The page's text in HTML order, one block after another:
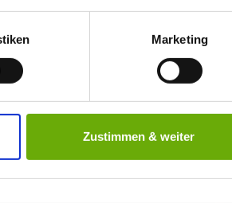
am Seitenende können Sie mehr
Einstellungen vornehmen.
personenbezogenen Daten zu den
Marketing
Zustimmen & weiter
In den Warenkorb